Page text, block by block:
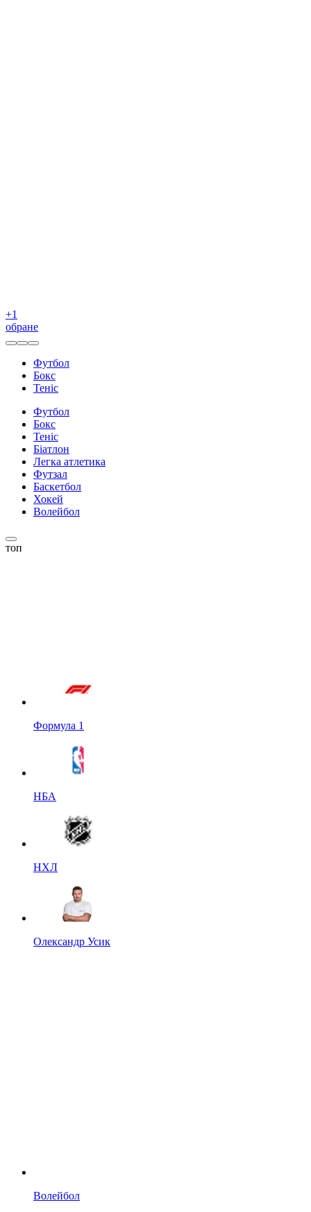
+1
обране
Футбол
Бокс
Теніс
Футбол
Бокс
Теніс
Біатлон
Легка атлетика
Футзал
Баскетбол
Хокей
Волейбол
топ
Формула 1
НБА
НХЛ
Олександр Усик
Волейбол